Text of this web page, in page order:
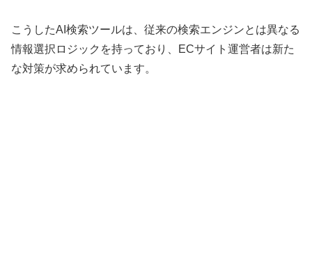
こうしたAI検索ツールは、従来の検索エンジンとは異なる
情報選択ロジックを持っており、ECサイト運営者は新た
な対策が求められています。